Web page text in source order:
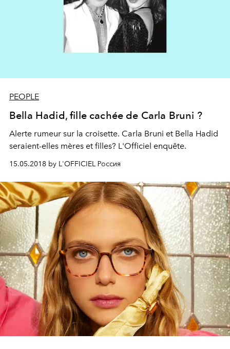
PEOPLE
Bella Hadid, fille cachée de Carla Bruni ?
Alerte rumeur sur la croisette. Carla Bruni et Bella Hadid
seraient-elles mères et filles? L'Officiel enquête.
15.05.2018 by L'OFFICIEL Россия